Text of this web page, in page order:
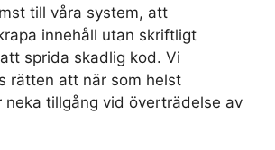
till våra system, att
innehåll utan skriftligt
sprida skadlig kod. Vi
rätten att när som helst
neka tillgång vid överträdelse av